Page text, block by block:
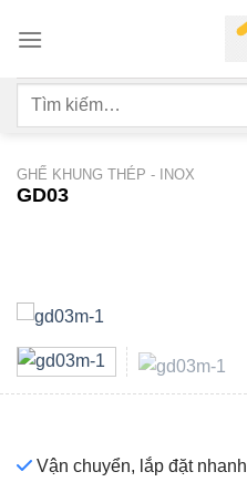
qua
dung
Tìm
GHẾ KHUNG THÉP - INOX
GD03
Vận chuyển, lắp đặt nhanh